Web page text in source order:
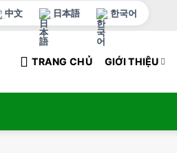
中文 日本語 한국어
TRANG CHỦ GIỚI THIỆU